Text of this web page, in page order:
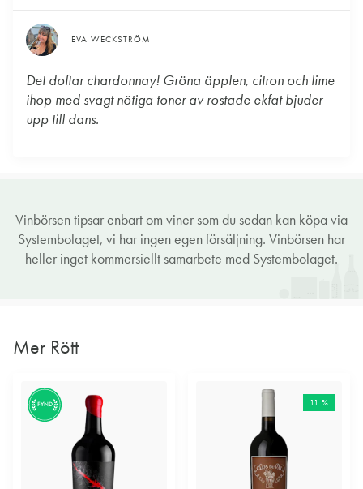
EVA WECKSTRÖM
Det doftar chardonnay! Gröna äpplen, citron och lime
ihop med svagt nötiga toner av rostade ekfat bjuder
upp till dans.
Vinbörsen tipsar enbart om viner som du sedan kan köpa via
Systembolaget, vi har ingen egen försäljning. Vinbörsen har
heller inget kommersiellt samarbete med Systembolaget.
Mer Rött
FYND 11 %